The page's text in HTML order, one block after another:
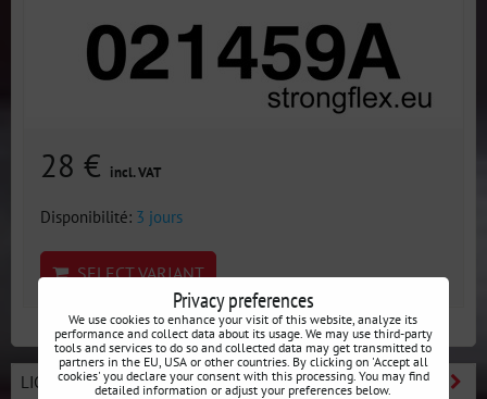
28 € incl. VAT
Disponibilité: 3 jours
SELECT VARIANT
LIGNE BASIC - DÉMARREZ LE DRIFT
Privacy preferences
We use cookies to enhance your visit of this website, analyze its
performance and collect data about its usage. We may use third-party
tools and services to do so and collected data may get transmitted to
partners in the EU, USA or other countries. By clicking on 'Accept all
cookies' you declare your consent with this processing. You may find
detailed information or adjust your preferences below.